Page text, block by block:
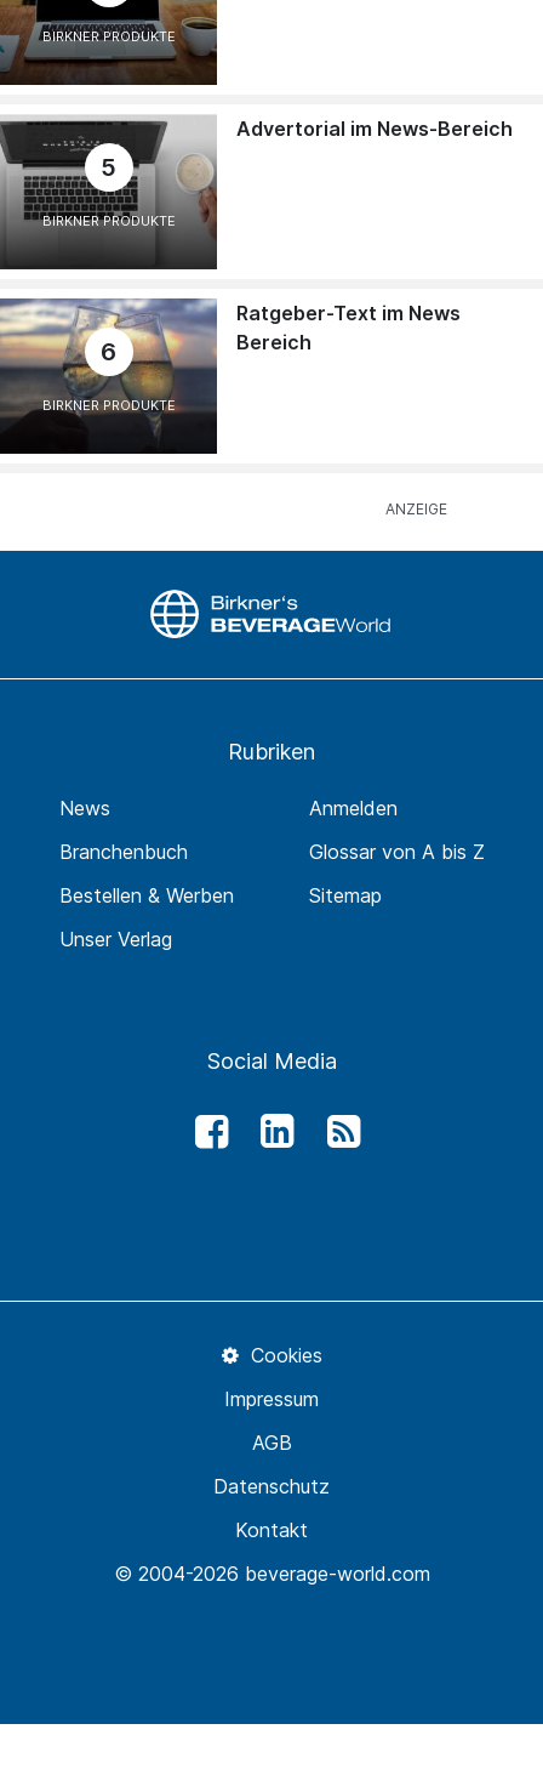
BIRKNER PRODUKTE
5
BIRKNER PRODUKTE
Advertorial im News-Bereich
6
BIRKNER PRODUKTE
Ratgeber-Text im News
Bereich
Rubriken
News
Branchenbuch
Bestellen & Werben
Unser Verlag
Anmelden
Glossar von A bis Z
Sitemap
Social Media
© 2004-2026 beverage-world.com
Kontakt
Datenschutz
AGB
Impressum
Cookies